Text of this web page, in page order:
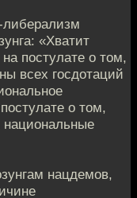
«Хватит
постулате о том,
всех госдотаций
о том,
национальные
нацдемов,